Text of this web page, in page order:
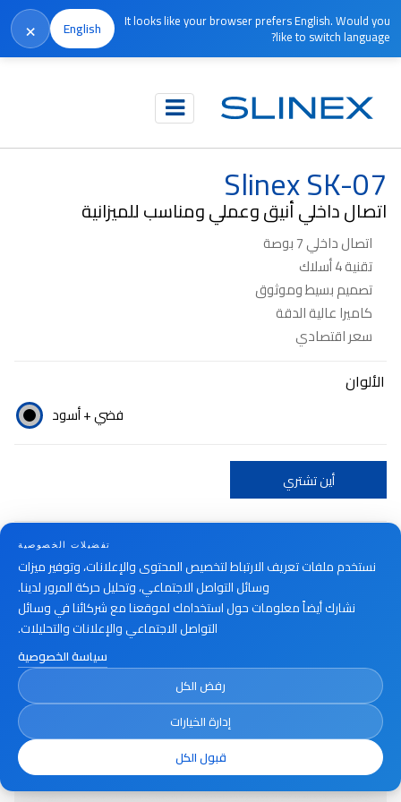
It looks like your browser prefers English. Would you
like to switch language?
English
×
الرئيسية المنتجات الاتصال الداخلي المرئي
Slinex SK-07
اتصال داخلي أنيق وعملي ومناسب للميزانية
اتصال داخلي 7 بوصة
تقنية 4 أسلاك
تصميم بسيط وموثوق
كاميرا عالية الدقة
سعر اقتصادي
الألوان
فضي + أسود
أين تشتري
تفضيلات الخصوصية
نستخدم ملفات تعريف الارتباط لتخصيص المحتوى والإعلانات، وتوفير ميزات
وسائل التواصل الاجتماعي، وتحليل حركة المرور لدينا.
نشارك أيضاً معلومات حول استخدامك لموقعنا مع شركائنا في وسائل
التواصل الاجتماعي والإعلانات والتحليلات.
سياسة الخصوصية
رفض الكل
إدارة الخيارات
قبول الكل